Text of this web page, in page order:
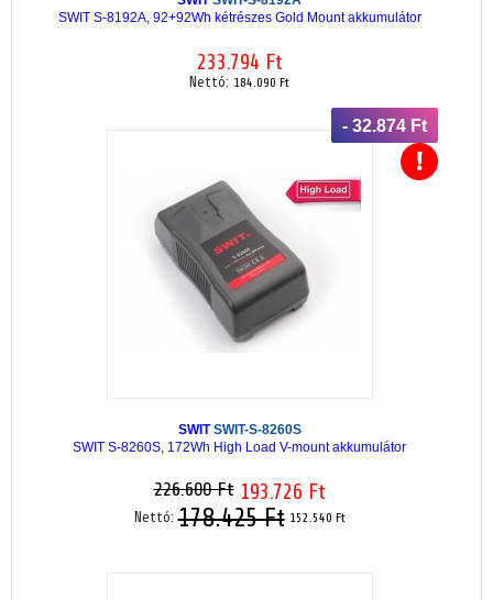
SWIT S-8192A, 92+92Wh kétrészes Gold Mount akkumulátor
233.794 Ft
Nettó: 184.090 Ft
- 32.874 Ft
SWITSWIT-S-8260S
SWIT S-8260S, 172Wh High Load V-mount akkumulátor
226.600 Ft 193.726 Ft
Nettó:178.425 Ft 152.540 Ft